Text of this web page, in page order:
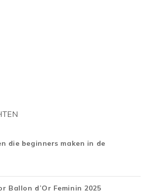
die beginners maken in de
Ballon d’Or Feminin 2025